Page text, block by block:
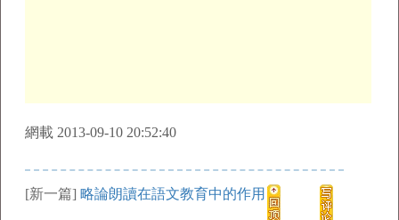
網載 2013-09-10 20:52:40
[新一篇] 略論朗讀在語文教育中的作用